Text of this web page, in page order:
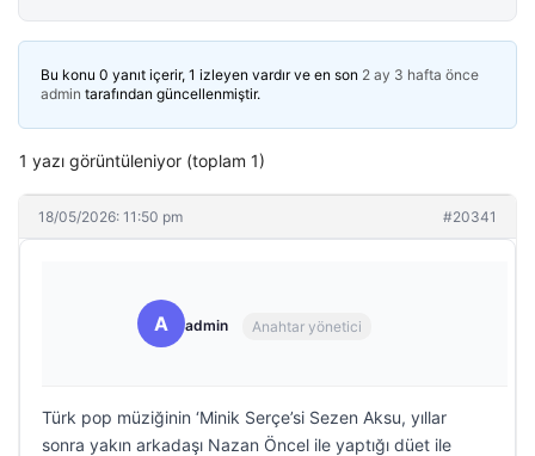
Bu konu 0 yanıt içerir, 1 izleyen vardır ve en son 2 ay 3 hafta önce
admin tarafından güncellenmiştir.
1 yazı görüntüleniyor (toplam 1)
18/05/2026: 11:50 pm #20341
A admin Anahtar yönetici
Türk pop müziğinin ‘Minik Serçe’si Sezen Aksu, yıllar
sonra yakın arkadaşı Nazan Öncel ile yaptığı düet ile